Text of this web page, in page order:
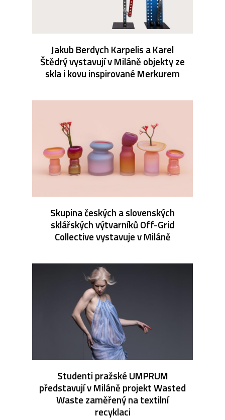
Jakub Berdych Karpelis a Karel
Štědrý vystavují v Miláně objekty ze
skla i kovu inspirované Merkurem
Skupina českých a slovenských
sklářských výtvarníků Off-Grid
Collective vystavuje v Miláně
Studenti pražské UMPRUM
představují v Miláně projekt Wasted
Waste zaměřený na textilní
recyklaci